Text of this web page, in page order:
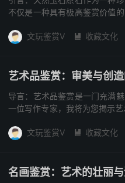
不仅是一种具有极高鉴赏价值
文玩鉴赏V  收藏文化
艺术品鉴赏：审美与创
导言：艺术品鉴赏是一门充满
一位写作专家，我将为您揭示
文玩鉴赏V  收藏文化
名画鉴赏：艺术的壮丽